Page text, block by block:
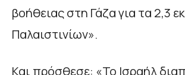
βοήθειας στη Γάζα για τα 2,3
Παλαιστινίων».
Και πρόσθεσε: «Το Ισραήλ